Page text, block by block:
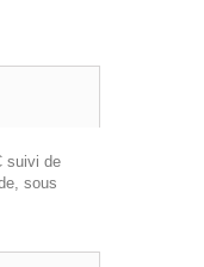
suivi de
sous